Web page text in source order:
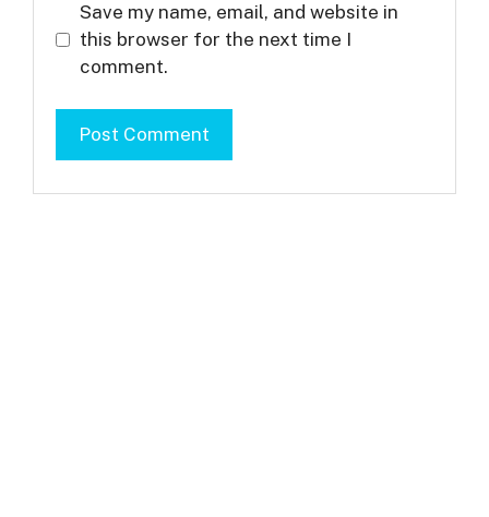
Save my name, email, and website in
this browser for the next time I
comment.